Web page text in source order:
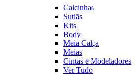
Calcinhas
Sutiãs
Kits
Body
Meia Calça
Meias
Cintas e Modeladores
Ver Tudo